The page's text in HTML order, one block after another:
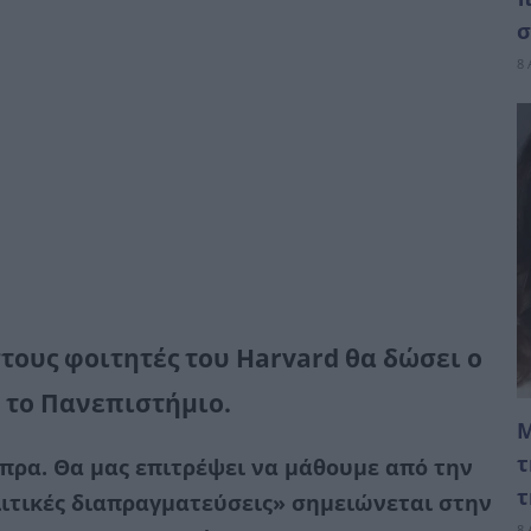
φοιτητές του Harvard θα δώσει ο
Πανεπιστήμιο.
Θα μας επιτρέψει να μάθουμε από την
διαπραγματεύσεις» σημειώνεται στην
8